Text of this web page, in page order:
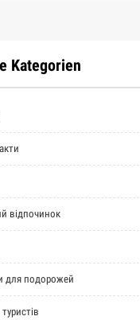
Kategorien
відпочинок
подорожей